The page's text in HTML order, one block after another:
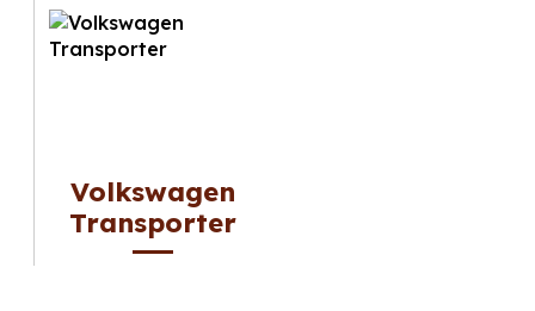
Volkswagen
Transporter